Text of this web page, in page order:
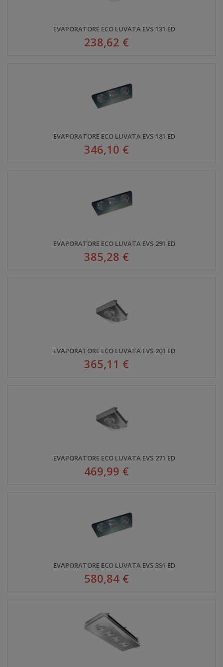
EVAPORATORE ECO LUVATA EVS 131 ED
238,62 €
EVAPORATORE ECO LUVATA EVS 181 ED
346,10 €
EVAPORATORE ECO LUVATA EVS 291 ED
385,28 €
EVAPORATORE ECO LUVATA EVS 201 ED
365,11 €
EVAPORATORE ECO LUVATA EVS 271 ED
469,99 €
EVAPORATORE ECO LUVATA EVS 391 ED
580,84 €